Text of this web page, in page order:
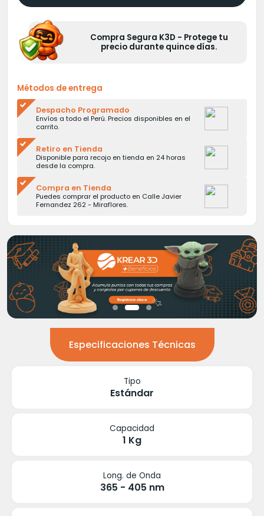
Compra Segura K3D - Protege tu
precio durante quince días.
Métodos de entrega
Despacho Programado
Envíos a todo el Perú. Precios disponibles en el
carrito.
Retiro en Tienda
Disponible para recojo en tienda en 24 horas
desde la compra.
Compra en Tienda
Puedes comprar el producto en Calle Javier
Fernandez 262 - Miraflores.
Especificaciones Técnicas
Tipo
Estándar
Capacidad
1 Kg
Long. de Onda
365 - 405 nm